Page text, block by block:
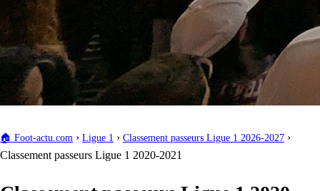
🏠 Foot-actu.com › Ligue 1 › Classement passeurs Ligue 1 2026-2027 ›
Classement passeurs Ligue 1 2020-2021